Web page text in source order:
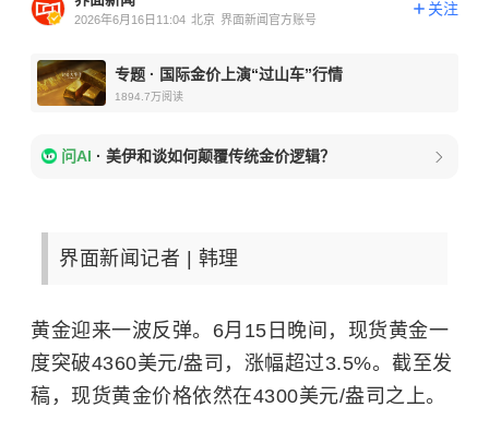
2026年6月16日11:04 北京 界面新闻官方账号
关注
专题 · 国际金价上演“过山车”行情
1894.7万阅读
问AI · 美伊和谈如何颠覆传统金价逻辑？
界面新闻记者 | 韩理
黄金迎来一波反弹。6月15日晚间，现货黄金一
度突破4360美元/盎司，涨幅超过3.5%。截至发
稿，现货黄金价格依然在4300美元/盎司之上。